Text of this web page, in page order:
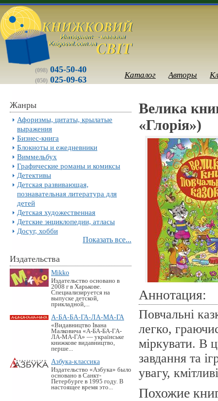
(098) 045-50-40
(050) 025-09-63 Каталог Авторы
Жанры
Афоризмы, цитаты, крылатые
выражения
Бизнес-книга
Блокноты и ежедневники
Виммельбух
Графические романы и комиксы
Детективы
Детская развивающая,
познавательная литература для
детей
Детская художественная
Детские энциклопедии, атласы
Досуг, хобби
Показать все...
Издательства
Mikko
Издательство основано в
2008 г в Харькове.
Специализируется на
выпуске детской,
прикладной,...
А-БА-БА-ГА-ЛА-МА-ГА
«Видавництво Івана
Малковича «А-БА-БА-ГА-
ЛА-МА-ГА» — українське
книжкове видавництво,
перше...
Азбука-классика
Издательство «Азбука» было
основано в Санкт-
Петербурге в 1995 году. В
настоящее время это...
Велика
«Глорiя»)
Аннотация:
Повчальні
легко,
міркувати. В
завдання та
увагу,
Похожие